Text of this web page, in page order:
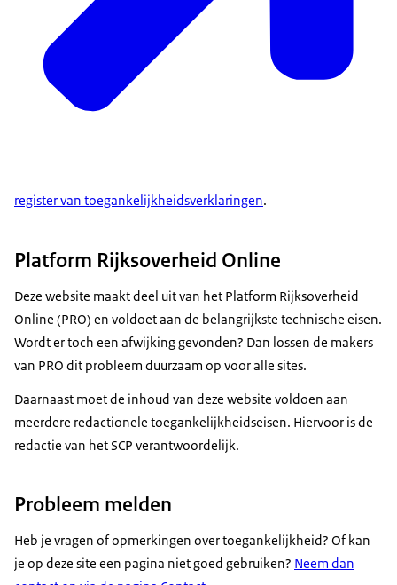
register van toegankelijkheidsverklaringen.
Platform Rijksoverheid Online
Deze website maakt deel uit van het Platform Rijksoverheid
Online (PRO) en voldoet aan de belangrijkste technische eisen.
Wordt er toch een afwijking gevonden? Dan lossen de makers
van PRO dit probleem duurzaam op voor alle sites.
Daarnaast moet de inhoud van deze website voldoen aan
meerdere redactionele toegankelijkheidseisen. Hiervoor is de
redactie van het SCP verantwoordelijk.
Probleem melden
Heb je vragen of opmerkingen over toegankelijkheid? Of kan
je op deze site een pagina niet goed gebruiken? Neem dan